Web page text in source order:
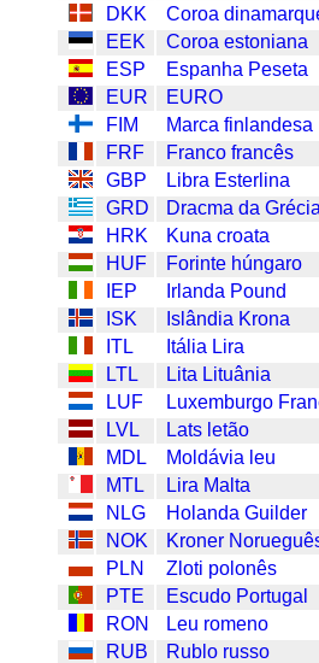
DKK
Coroa
EEK
Coroa estoniana
ESP
Espanha Peseta
EUR
EURO
FIM
Marca finlandesa
FRF
Franco francês
GBP
Libra Esterlina
GRD
Dracma da
HRK
Kuna croata
HUF
Forinte húngaro
IEP
Irlanda Pound
ISK
Islândia Krona
ITL
Itália Lira
LTL
Lita Lituânia
LUF
Luxemburgo
LVL
Lats letão
MDL
Moldávia leu
MTL
Lira Malta
NLG
Holanda Guilder
NOK
Kroner
PLN
Zloti polonês
PTE
Escudo Portugal
RON
Leu romeno
RUB
Rublo russo